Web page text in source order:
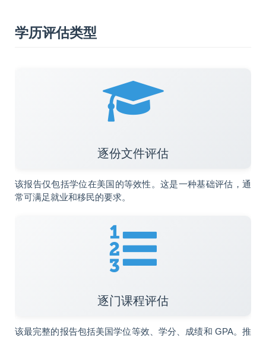
学历评估类型
逐份文件评估
该报告仅包括学位在美国的等效性。这是一种基础评估，通
常可满足就业和移民的要求。
逐门课程评估
该最完整的报告包括美国学位等效、学分、成绩和 GPA。推